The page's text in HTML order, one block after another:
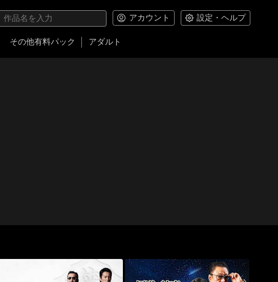
アカウント 設定・ヘルプ
その他有料パック アダルト